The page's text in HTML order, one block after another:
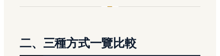
二、三種方式一覽比較